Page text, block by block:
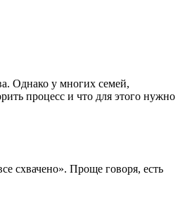
Однако у многих семей,
процесс и что для этого нужно
схвачено». Проще говоря, есть